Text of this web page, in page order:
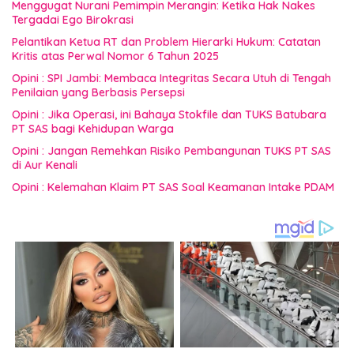
Menggugat Nurani Pemimpin Merangin: Ketika Hak Nakes
Tergadai Ego Birokrasi
Pelantikan Ketua RT dan Problem Hierarki Hukum: Catatan
Kritis atas Perwal Nomor 6 Tahun 2025
Opini : SPI Jambi: Membaca Integritas Secara Utuh di Tengah
Penilaian yang Berbasis Persepsi
Opini : Jika Operasi, ini Bahaya Stokfile dan TUKS Batubara
PT SAS bagi Kehidupan Warga
Opini : Jangan Remehkan Risiko Pembangunan TUKS PT SAS
di Aur Kenali
Opini : Kelemahan Klaim PT SAS Soal Keamanan Intake PDAM